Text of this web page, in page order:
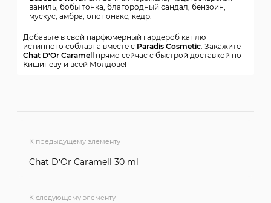
ваниль, бобы тонка, благородный сандал, бензоин,
мускус, амбра, опопонакс, кедр.
Добавьте в свой парфюмерный гардероб каплю
истинного соблазна вместе с Paradis Cosmetic. Закажите
Chat D'Or Caramell
прямо сейчас с быстрой доставкой по
Кишиневу и всей Молдове!
К предыдущему элементу
Chat D’Or Caramell 30 ml
К следующему элементу